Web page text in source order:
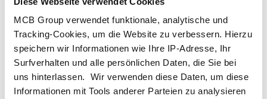
MCB Group verwendet funktionale, analytische und
Tracking-Cookies, um die Website zu verbessern. Hierzu
speichern wir Informationen wie Ihre IP-Adresse, Ihr
Surfverhalten und alle persönlichen Daten, die Sie bei
uns hinterlassen. Wir verwenden diese Daten, um diese
Informationen mit Tools anderer Parteien zu analysieren
Verfolgen Sie Ihre Bestellung über Track&Trace
das Produkt Produktbeschreibung Bruttopreisliste